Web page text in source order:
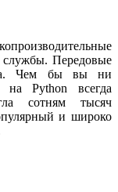
службы. Передовые
Чем бы вы ни
на Python всегда
сотням тысяч
и широко